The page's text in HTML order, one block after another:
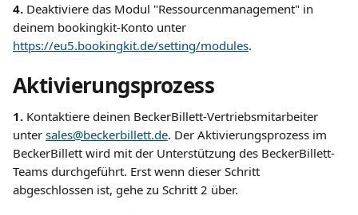
4. Deaktiviere das Modul "Ressourcenmanagement" in
deinem bookingkit-Konto unter
https://eu5.bookingkit.de/setting/modules.
Aktivierungsprozess
1. Kontaktiere deinen BeckerBillett-Vertriebsmitarbeiter
unter sales@beckerbillett.de. Der Aktivierungsprozess im
BeckerBillett wird mit der Unterstützung des BeckerBillett-
Teams durchgeführt. Erst wenn dieser Schritt
abgeschlossen ist, gehe zu Schritt 2 über.